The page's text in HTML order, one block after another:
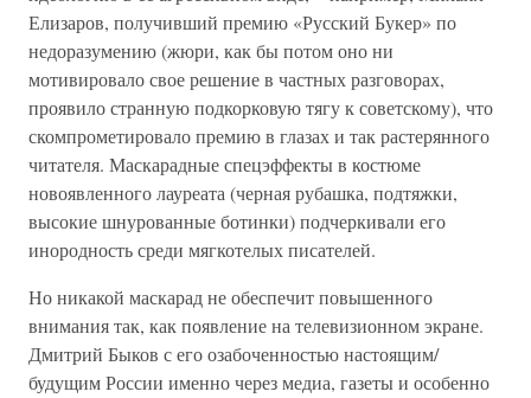
Елизаров, получивший премию «Русский Букер» по
недоразумению (жюри, как бы потом оно ни
мотивировало свое решение в частных разговорах,
проявило странную подкорковую тягу к советскому), что
скомпрометировало премию в глазах и так растерянного
читателя. Маскарадные спецэффекты в костюме
новоявленного лауреата (черная рубашка, подтяжки,
высокие шнурованные ботинки) подчеркивали его
инородность среди мягкотелых писателей.
Но никакой маскарад не обеспечит повышенного
внимания так, как появление на телевизионном экране.
Дмитрий Быков с его озабоченностью настоящим/
будущим России именно через медиа, газеты и особенно